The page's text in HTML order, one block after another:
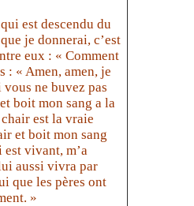
est descendu du
je donnerai, c’est
eux : « Comment
: « Amen, amen, je
ne buvez pas
boit mon sang a la
est la vraie
et boit mon sang
est vivant, m’a
aussi vivra par
que les pères ont
»